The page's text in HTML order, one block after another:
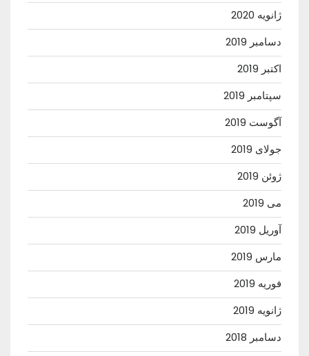
ژانویه 2020
دسامبر 2019
اکتبر 2019
سپتامبر 2019
آگوست 2019
جولای 2019
ژوئن 2019
می 2019
آوریل 2019
مارس 2019
فوریه 2019
ژانویه 2019
دسامبر 2018